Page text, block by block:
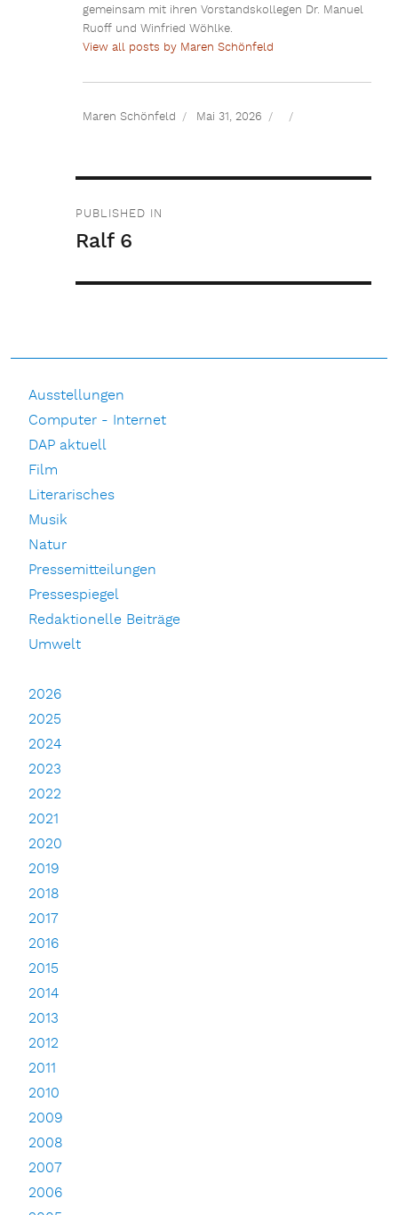
gemeinsam mit ihren Vorstandskollegen Dr. Manuel
Ruoff und Winfried Wöhlke.
View all posts by Maren Schönfeld
Maren Schönfeld Mai 31, 2026
Beitragsnavigation
PUBLISHED IN
Ralf 6
Ausstellungen
Computer - Internet
DAP aktuell
Film
Literarisches
Musik
Natur
Pressemitteilungen
Pressespiegel
Redaktionelle Beiträge
Umwelt
2026
2025
2024
2023
2022
2021
2020
2019
2018
2017
2016
2015
2014
2013
2012
2011
2010
2009
2008
2007
2006